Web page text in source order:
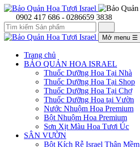
0902 417 686 - 0286659 3838
Mở menu ☰
Trang chủ
BẢO QUẢN HOA ISRAEL
Thuốc Dưỡng Hoa Tại Nhà
Thuốc Dưỡng Hoa Tại Shop
Thuốc Dưỡng Hoa Tại Chợ
Thuốc Dưỡng Hoa tại Vườn
Nước Nhuộm Hoa Premium
Bột Nhuộm Hoa Premium
Sơn Xịt Màu Hoa Tươi Úc
SÂN VƯỜN
Bột Kích Rễ Israel Thân Mềm